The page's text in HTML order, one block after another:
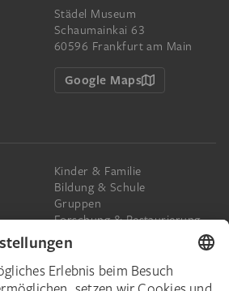
Städel Museum
Schaumainkai 63
60596 Frankfurt am Main
Google Maps
Kinder & Familie
Bildung & Schule
Gruppen
Forschung & Restaurierung
Presse